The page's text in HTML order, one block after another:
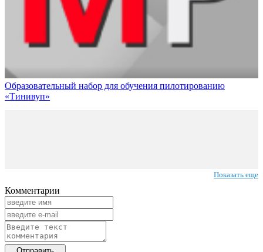
Образовательный набор для обучения пилотированию
«Тинивуп»
Показать еще
Комментарии